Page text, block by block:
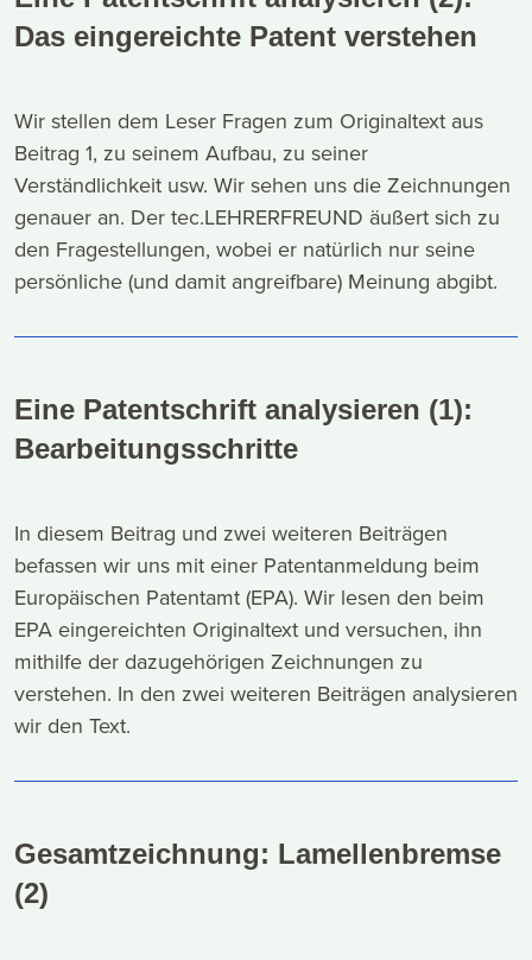
Das eingereichte Patent verstehen
Wir stellen dem Leser Fragen zum Originaltext aus
Beitrag 1, zu seinem Aufbau, zu seiner
Verständlichkeit usw. Wir sehen uns die Zeichnungen
genauer an. Der tec.LEHRERFREUND äußert sich zu
den Fragestellungen, wobei er natürlich nur seine
persönliche (und damit angreifbare) Meinung abgibt.
Eine Patentschrift analysieren (1):
Bearbeitungsschritte
In diesem Beitrag und zwei weiteren Beiträgen
befassen wir uns mit einer Patentanmeldung beim
Europäischen Patentamt (EPA). Wir lesen den beim
EPA eingereichten Originaltext und versuchen, ihn
mithilfe der dazugehörigen Zeichnungen zu
verstehen. In den zwei weiteren Beiträgen analysieren
wir den Text.
Gesamtzeichnung: Lamellenbremse
(2)